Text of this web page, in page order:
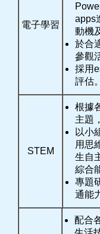
電子學習
apps
動機
於合
參觀
採用
評估。
STEM
根據
主題
以小
用思
生自
綜合
專題
通能
配合